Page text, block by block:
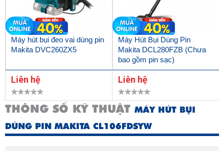
Máy hút bụi đeo vai dùng pin
Makita DVC260ZX5
Liên hệ
Máy Hút Bụi Dùng Pin
Makita DCL280FZB (Chưa
bao gồm pin sạc)
Liên hệ
THÔNG SỐ KỸ THUẬT MÁY HÚT BỤI
DÙNG PIN MAKITA CL106FDSYW